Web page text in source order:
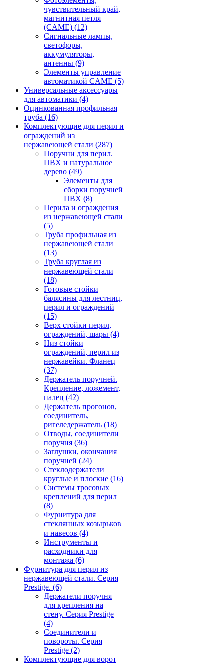
чувствительный край,
магнитная петля
(CAME) (12)
Сигнальные лампы,
светофоры,
аккумуляторы,
антенны (9)
Элементы управление
автоматикой CAME (5)
Универсальные аксессуары
для автоматики (4)
Оцинкованная профильная
труба (16)
Комплектующие для перил и
ограждений из
нержавеющей стали (287)
Поручни для перил.
ПВХ и натуральное
дерево (49)
Элементы для
сборки поручней
ПВХ (8)
Перила и ограждения
из нержавеющей стали
(5)
Труба профильная из
нержавеющей стали
(13)
Труба круглая из
нержавеющей стали
(18)
Готовые стойки
балясины для лестниц,
перил и ограждений
(15)
Верх стойки перил,
ограждений, шары (4)
Низ стойки
ограждений, перил из
нержавейки. Фланец
(37)
Держатель поручней.
Крепление, ложемент,
палец (42)
Держатель прогонов,
соединитель,
ригеледержатель (18)
Отводы, соединители
поручня (36)
Заглушки, окончания
поручней (24)
Стеклодержатели
круглые и плоские (16)
Системы тросовых
креплений для перил
(8)
Фурнитура для
стеклянных козырьков
и навесов (4)
Инструменты и
расходники для
монтажа (6)
Фурнитура для перил из
нержавеющей стали. Серия
Prestige. (6)
Держатели поручня
для крепления на
стену. Серия Prestige
(4)
Соединители и
повороты. Серия
Prestige (2)
Комплектующие для ворот